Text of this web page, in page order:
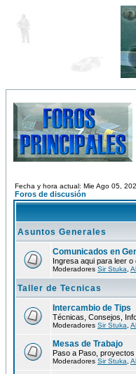
Fecha y hora actual: Mie Ago 05,
Foros de discusión
Asuntos Generales
Comunicados en
Ingresa aqui para leer
Moderadores Sir Stuka
Taller de Tecnicas
Intercambio de Tips
Técnicas, Consejos,
Moderadores Sir Stuka
Mesas de Trabajo
Paso a Paso,
Moderadores Sir Stuka